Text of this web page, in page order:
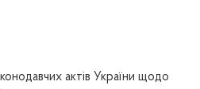
актів України щодо